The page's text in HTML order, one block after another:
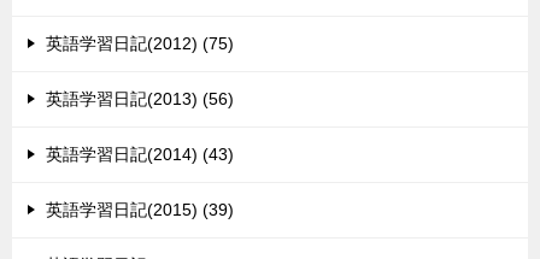
英語学習日記(2012) (75)
英語学習日記(2013) (56)
英語学習日記(2014) (43)
英語学習日記(2015) (39)